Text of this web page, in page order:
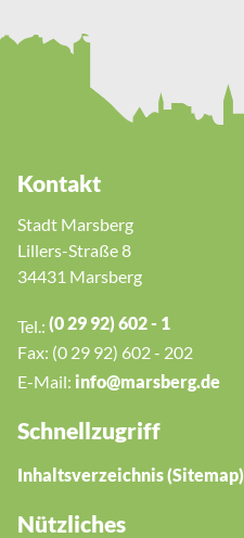
Kontakt
Stadt Marsberg
Lillers-Straße 8
34431 Marsberg
Tel.: (0 29 92) 602 - 1
Fax: (0 29 92) 602 - 202
E-Mail: nf m rsb rg d
Schnellzugriff
Inhaltsverzeichnis (Sitemap)
Nützliches